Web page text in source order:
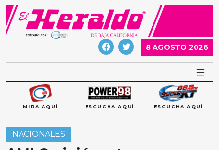
Skip
content
8 AGOSTO 2026
MIRA AQUÍ ESCUCHA AQUÍ ESCUCHA AQUÍ
NACIONALES